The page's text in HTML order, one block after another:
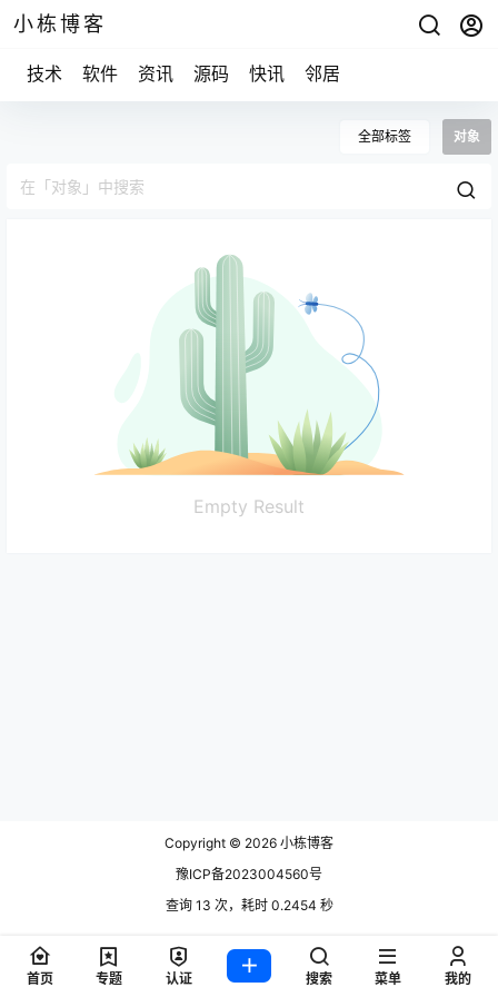
小栋博客
技术 软件 资讯 源码 快讯 邻居
全部标签 对象
Empty Result
Copyright © 2026 小栋博客
豫ICP备2023004560号
查询 13 次，耗时 0.2454 秒
首页 专题 认证 搜索 菜单 我的